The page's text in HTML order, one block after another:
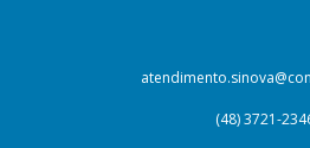
(48) 3721-